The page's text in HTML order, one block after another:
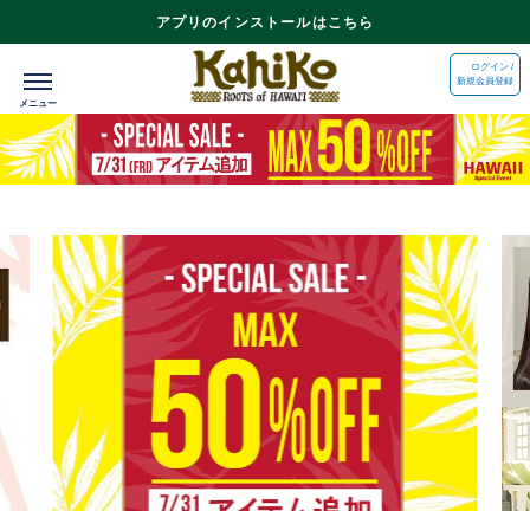
アプリのインストールはこちら
ログイン /
新規会員登録